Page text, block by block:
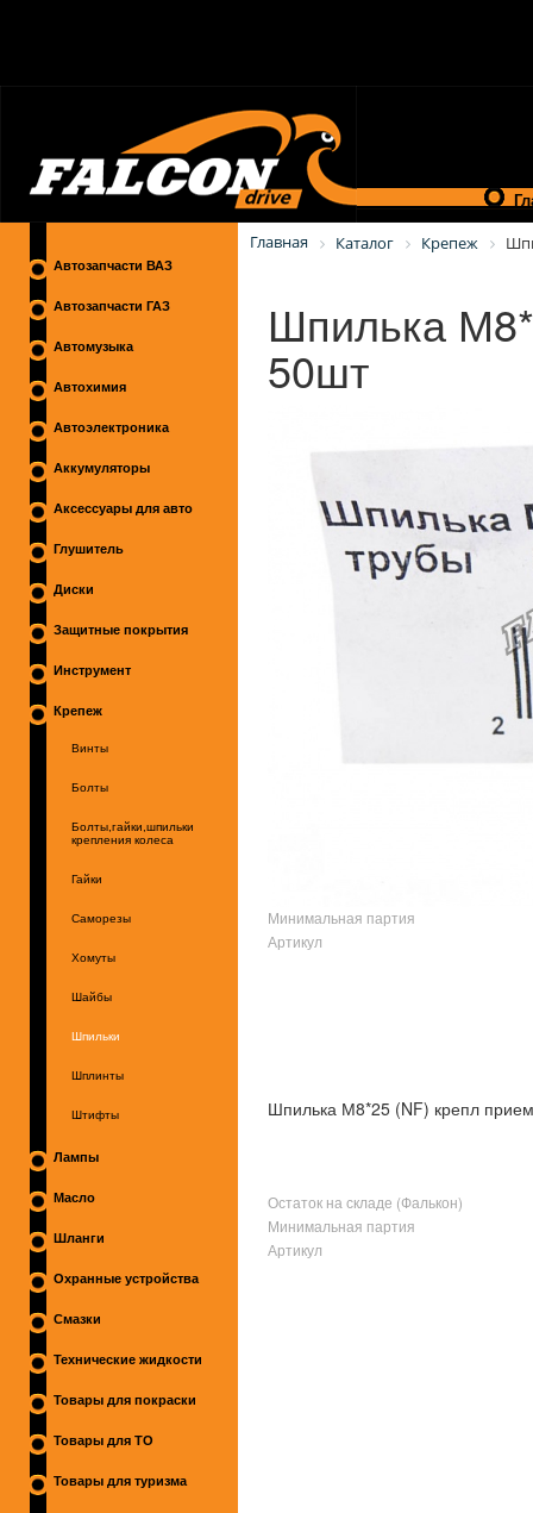
Автозапчасти ВАЗ
Автозапчасти ГАЗ
Автомузыка
Автохимия
Автоэлектроника
Аккумуляторы
Аксессуары для авто
Глушитель
Диски
Защитные покрытия
Инструмент
Крепеж
Винты
Болты
Болты,гайки,шпильки
крепления колеса
Гайки
Саморезы
Хомуты
Шайбы
Шпильки
Шплинты
Штифты
Лампы
Масло
Шланги
Охранные устройства
Смазки
Технические жидкости
Товары для покраски
Товары для ТО
Товары для туризма
Главная Каталог Крепеж
Шпилька
50шт
Минимальная партия
Артикул
Шпилька М8*25 (NF) крепл
Остаток на складе (Фалькон)
Минимальная партия
Артикул